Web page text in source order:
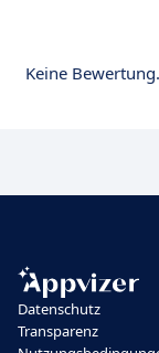
Keine
Datenschutz
Transparenz